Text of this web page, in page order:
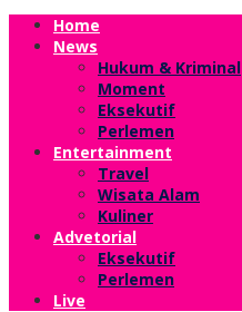
Home
News
Hukum & Kriminal
Moment
Eksekutif
Perlemen
Entertainment
Travel
Wisata Alam
Kuliner
Advetorial
Eksekutif
Perlemen
Live